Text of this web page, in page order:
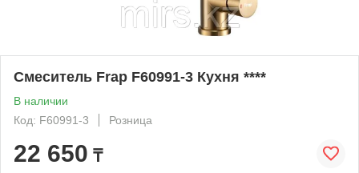
Смеситель Frap F60991-3 Кухня ****
В наличии
Код: F60991-3
Розница
22 650 ₸